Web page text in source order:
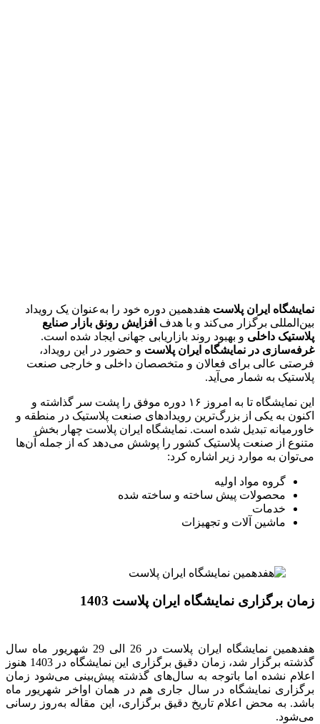
نمایشگاه ایران پلاست هفدهمین دوره خود را به‌عنوان یک رویداد
بین‌المللی برگزار می‌کند و با هدف افزایش رونق بازار صنایع
پلاستیک داخلی و بهبود روند بازاریابی جهانی ایجاد شده است.
غرفه‌سازی در نمایشگاه ایران پلاست و حضور در این رویداد،
فرصتی عالی برای فعالان و متخصصان داخلی و خارجی صنعت
پلاستیک به شمار می‌آید.
این نمایشگاه تا به امروز ۱۶ دوره موفق را پشت سر گذاشته و
اکنون به یکی از بزرگ‌ترین رویدادهای صنعت پلاستیک در منطقه و
خاورمیانه تبدیل شده است. نمایشگاه ایران پلاست چهار بخش
متنوع از صنعت پلاستیک کشور را پوشش می‌دهد که از جمله آن‌ها
می‌توان به موارد زیر اشاره کرد:
گروه مواد اولیه
محصولات پیش ساخته و ساخته شده
خدمات
ماشین آلات و تجهیزات
زمان برگزاری نمایشگاه ایران پلاست 1403
هفدهمین نمایشگاه ایران پلاست در 26 الی 29 شهریور ماه سال
گذشته برگزار شد، زمان دقیق برگزاری این نمایشگاه در 1403 هنوز
اعلام نشده اما باتوجه به سال‌های گذشته پیش‌بینی می‌شود زمان
برگزاری نمایشگاه در سال جاری هم در همان اواخر شهریور ماه
باشد. به محض اعلام تاریخ دقیق برگزاری، این مقاله به‌روز رسانی
می‌شود.